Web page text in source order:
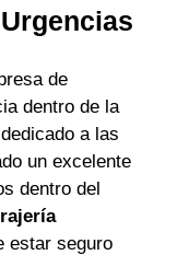
de
dentro de la
a las
un excelente
dentro del
estar seguro